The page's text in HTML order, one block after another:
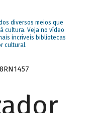
diversos meios que
cultura. Veja no vídeo
incríveis bibliotecas
cultural.